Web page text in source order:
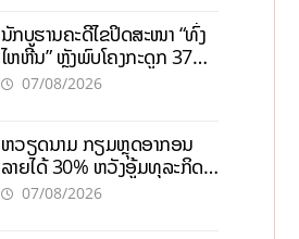
ນັກບູຮານຄະດີໄຂປິດສະໜາ “ທົ່ງ
ໄຫຫີນ” ຫຼັງພົບໂຄງກະດູກ 37
ຄົນໃນຫີນຍັກ
07/08/2026
ຫວຽດນາມ ກຽມຫຼຸດອາກອນ
ລາຍໄດ້ 30% ຫວັງອູ້ມທຸລະກິດ
ຂະໜາດນ້ອຍ ແລະ ຈຸນລະ
07/08/2026